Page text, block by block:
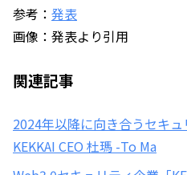
参考： 発表
画像：発表より引用
関連記事
2024年以降に向き合うセキ
KEKKAI CEO 杜瑪 -To Ma